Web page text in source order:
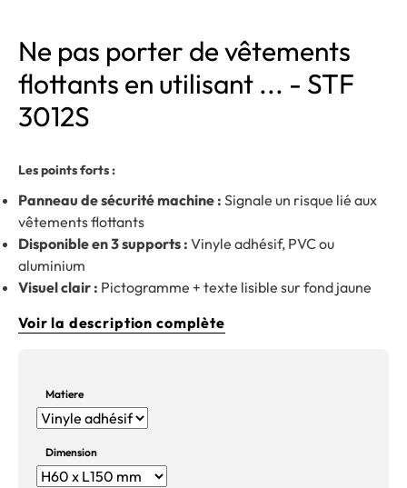
Ne pas porter de vêtements
flottants en utilisant ... - STF
3012S
Les points forts :
Panneau de sécurité machine : Signale un risque lié aux
vêtements flottants
Disponible en 3 supports : Vinyle adhésif, PVC ou
aluminium
Visuel clair : Pictogramme + texte lisible sur fond jaune
Voir la description complète
Matiere
Dimension